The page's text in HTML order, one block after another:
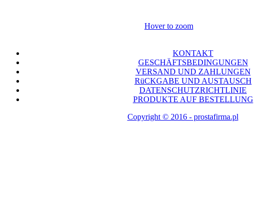
Hover to zoom
KONTAKT
GESCHÄFTSBEDINGUNGEN
VERSAND UND ZAHLUNGEN
RüCKGABE UND AUSTAUSCH
DATENSCHUTZRICHTLINIE
PRODUKTE AUF BESTELLUNG
Copyright © 2016 - prostafirma.pl